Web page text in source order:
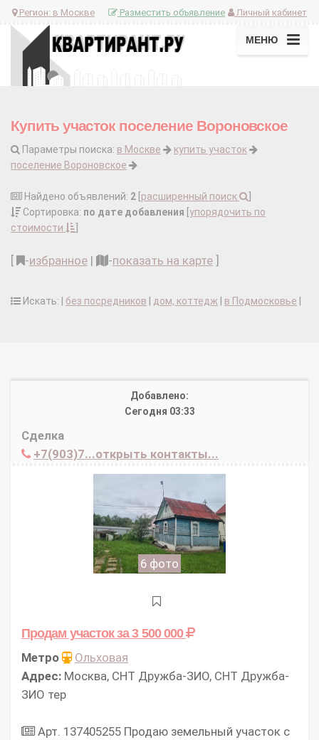
Регион: в Москве Личный кабинет
Разместить объявление
МЕНЮ
Купить участок поселение Вороновское
Параметры поиска: в Москве
купить участок
поселение Вороновское
Найдено объявлений: 2 расширенный поиск
Сортировка: по дате добавления упорядочить по
стоимости
-избранное | -показать на карте
Искать: | без посредников дом, коттедж в Подмосковье
Добавлено:
Сегодня 03:33
Сделка
+7(903)7...открыть контакты...
6 фото
Продам участокза 3 500 000
Метро
Ольховая
Адрес: Москва, СНТ Дружба-ЗИО, СНТ Дружба-
ЗИО тер
Арт. 137405255 Продаю земельный участок с